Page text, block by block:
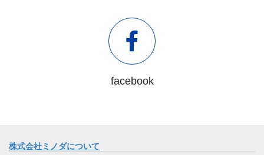
facebook
株式会社ミノダについて